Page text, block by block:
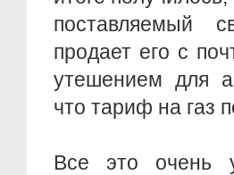
поставляемый
продает его с
утешением для
что тариф на газ
Все это очень